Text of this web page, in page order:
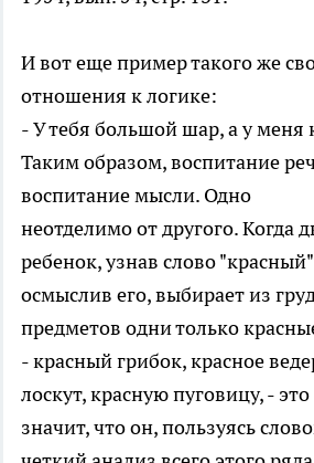
И вот еще пример такого же
отношения к логике:
- У тебя большой шар, а у меня
Таким образом, воспитание
воспитание мысли. Одно
неотделимо от другого. Когда
ребенок, узнав слово
осмыслив его, выбирает из
предметов одни только
- красный грибок, красное
лоскут, красную пуговицу, - это
значит, что он, пользуясь